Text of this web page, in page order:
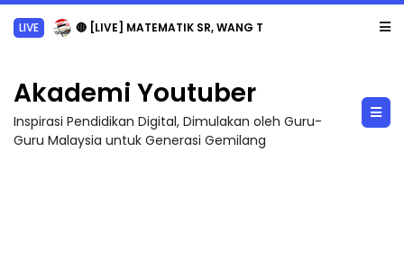
LIVE 🔴 [LIVE] MATEMATIK SR, WANG TAHUN 6 OLEH CIKGU ANITA #ALLINONE #141 #...
Akademi Youtuber
Inspirasi Pendidikan Digital, Dimulakan oleh Guru-
Guru Malaysia untuk Generasi Gemilang